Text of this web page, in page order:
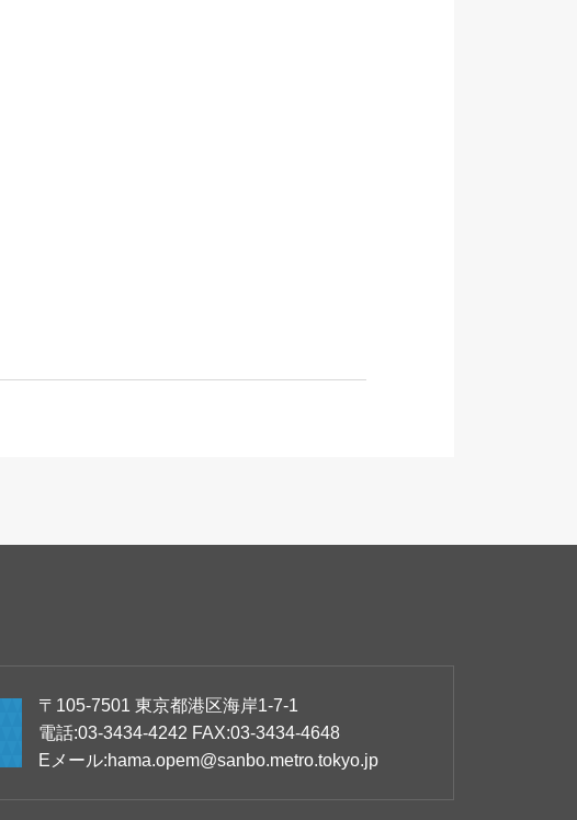
〒105-7501 東京都港区海岸1-7-1
電話:03-3434-4242 FAX:03-3434-4648
Eメール:hama.opem@sanbo.metro.tokyo.jp